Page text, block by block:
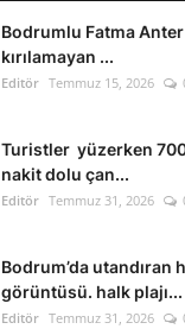
Bodrumlu Fatma Anter
kırılamayan ...
Editör Temmuz 15, 2026
Turistler yüzerken
nakit dolu çan...
Editör Temmuz 31, 2026
Bodrum’da utandıran
görüntüsü. halk plajı...
Editör Temmuz 31, 2026